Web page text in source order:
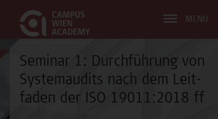
MENÜ
Seminar 1: Durchführung von
Systemaudits nach dem Leit-
faden der ISO 19011:2018 ff